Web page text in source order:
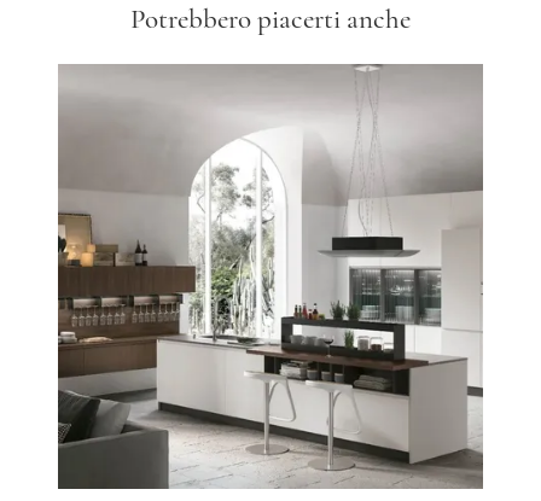
Potrebbero piacerti anche